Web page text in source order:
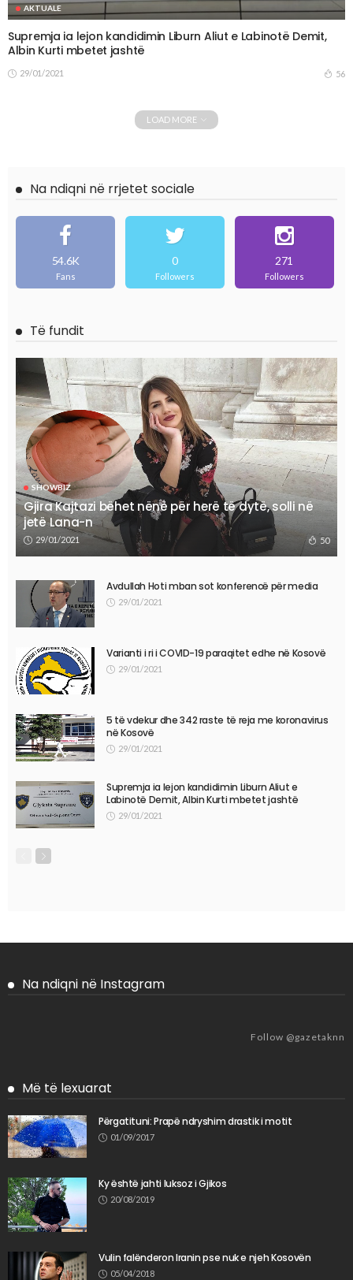
AKTUALE
Supremja ia lejon kandidimin Liburn Aliut e Labinotë Demit,
Albin Kurti mbetet jashtë
29/01/2021 56
LOAD MORE
Na ndiqni në rrjetet sociale
54.6K
Fans
0
Followers
271
Followers
Të fundit
SHOWBIZ
Gjira Kajtazi bëhet nënë për herë të dytë, solli në
jetë Lana-n
29/01/2021 50
Avdullah Hoti mban sot konferencë për media
29/01/2021
Varianti i ri i COVID-19 paraqitet edhe në Kosovë
29/01/2021
5 të vdekur dhe 342 raste të reja me koronavirus
në Kosovë
29/01/2021
Supremja ia lejon kandidimin Liburn Aliut e
Labinotë Demit, Albin Kurti mbetet jashtë
29/01/2021
Na ndiqni në Instagram
Follow @gazetaknn
Më të lexuarat
Përgatituni: Prapë ndryshim drastik i motit
01/09/2017
Ky është jahti luksoz i Gjikos
20/08/2019
Vulin falënderon Iranin pse nuk e njeh Kosovën
05/04/2018